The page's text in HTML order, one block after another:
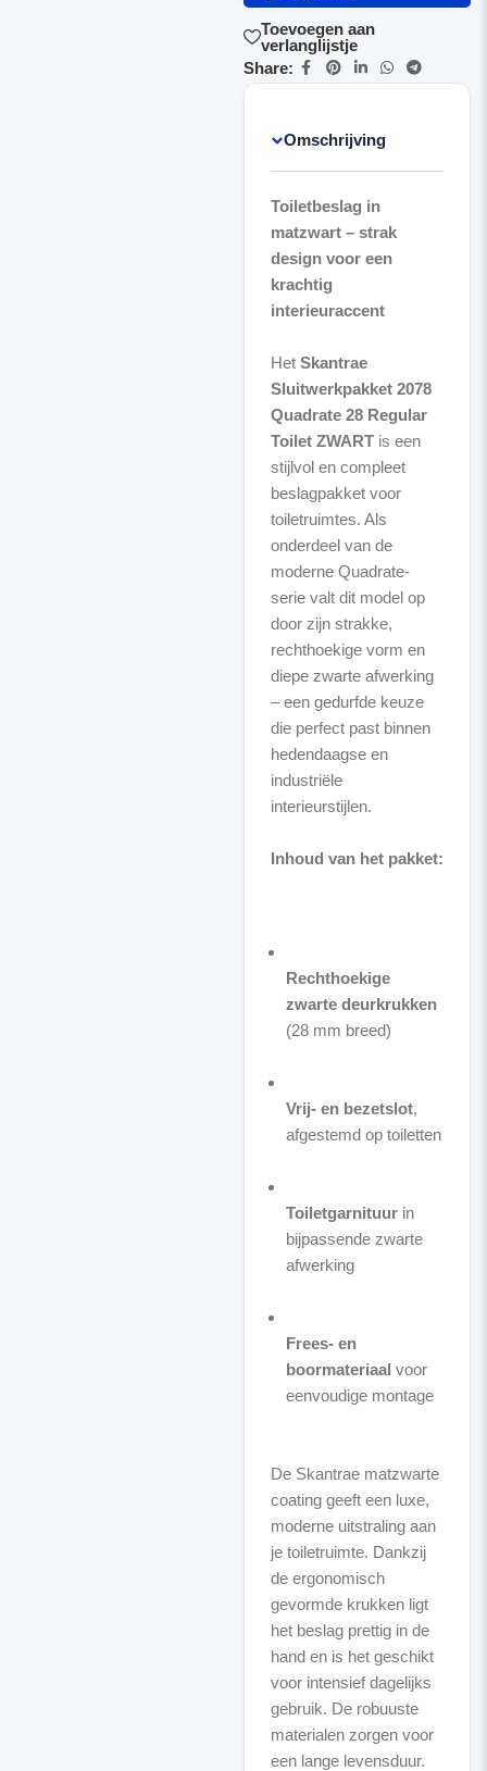
Toevoegen aan
verlanglijstje
Share:
Omschrijving
Toiletbeslag in
matzwart – strak
design voor een
krachtig
interieuraccent
Het Skantrae
Sluitwerkpakket 2078
Quadrate 28 Regular
Toilet ZWARTis een
stijlvol en compleet
beslagpakket voor
toiletruimtes. Als
onderdeel van de
moderne Quadrate-
serie valt dit model op
door zijn strakke,
rechthoekige vorm en
diepe zwarte afwerking
– een gedurfde keuze
die perfect past binnen
hedendaagse en
industriële
interieurstijlen.
Inhoud van het pakket:
Rechthoekige
zwarte deurkrukken
(28 mm breed)
Vrij- en bezetslot,
afgestemd op toiletten
Toiletgarnituurin
bijpassende zwarte
afwerking
Frees- en
boormateriaal voor
eenvoudige montage
De Skantrae matzwarte
coating geeft een luxe,
moderne uitstraling aan
je toiletruimte. Dankzij
de ergonomisch
gevormde krukken ligt
het beslag prettig in de
hand en is het geschikt
voor intensief dagelijks
gebruik. De robuuste
materialen zorgen voor
een lange levensduur.